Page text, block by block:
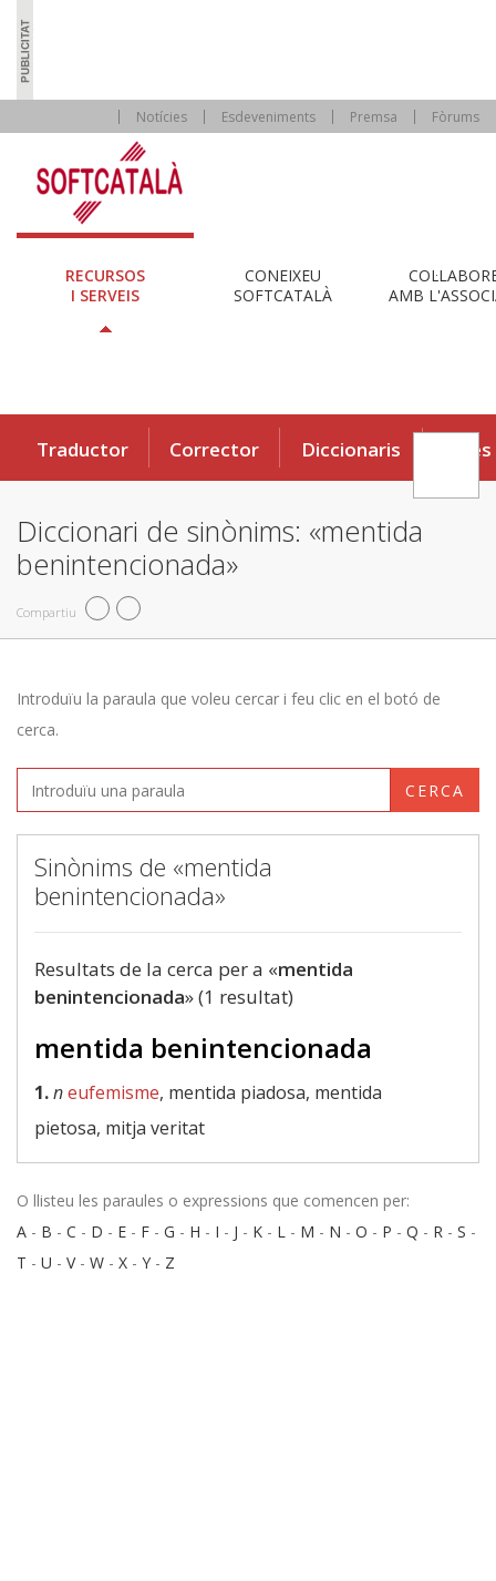
Notícies Esdeveniments Premsa Fòrums
RECURSOS
I SERVEIS
CONEIXEU
SOFTCATALÀ
AMB
Traductor Corrector Diccionaris Eines
Diccionari de sinònims: «mentida
benintencionada»
Compartiu
Introduïu la paraula que voleu cercar i feu clic en el botó de
cerca.
CERCA
Sinònims de «mentida
benintencionada»
Resultats de la cerca per a «mentida
benintencionada» (1 resultat)
mentida benintencionada
1.neufemisme, mentida piadosa, mentida
pietosa, mitja veritat
O llisteu les paraules o expressions que comencen per:
A - B - C - D - E - F - G - H - I - J - K - L - M - N - O - P - Q - R - S -
T - U - V- W - X - Y - Z